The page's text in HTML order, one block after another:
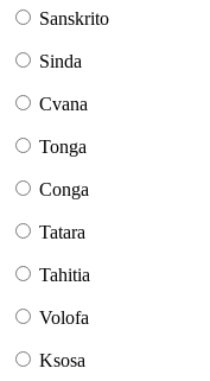
Sanskrito
Sinda
Cvana
Tonga
Conga
Tatara
Tahitia
Volofa
Ksosa